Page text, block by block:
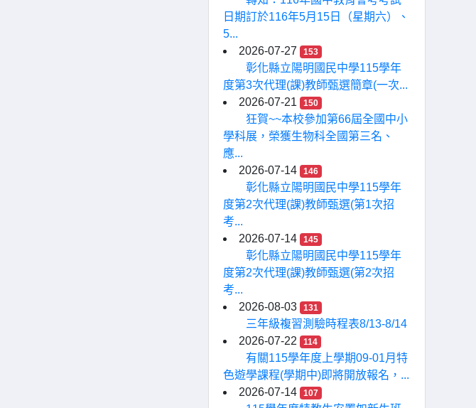
日期訂於116年5月15日（星期六）、
5...
2026-07-27
153
彰化縣立陽明國民中學115學年
度第3次代理(課)教師甄選簡章(一次...
2026-07-21
150
狂賀~~本校參加第66屆全國中小
學科展，榮獲生物科全國第三名、
應...
2026-07-14
146
彰化縣立陽明國民中學115學年
度第2次代理(課)教師甄選(第1次招
考...
2026-07-14
145
彰化縣立陽明國民中學115學年
度第2次代理(課)教師甄選(第2次招
考...
2026-08-03
131
三年級複習測驗時程表8/13-8/14
2026-07-22
114
有關115學年度上學期09-01月特
色遊學課程(學期中)即將開放報名，...
2026-07-14
107